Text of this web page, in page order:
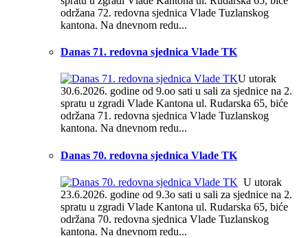
održana 72. redovna sjednica Vlade Tuzlanskog
kantona. Na dnevnom redu...
Danas 71. redovna sjednica Vlade TK
U utorak
30.6.2026. godine od 9.oo sati u sali za sjednice na 2.
spratu u zgradi Vlade Kantona ul. Rudarska 65, biće
održana 71. redovna sjednica Vlade Tuzlanskog
kantona. Na dnevnom redu...
Danas 70. redovna sjednica Vlade TK
U utorak
23.6.2026. godine od 9.3o sati u sali za sjednice na 2.
spratu u zgradi Vlade Kantona ul. Rudarska 65, biće
održana 70. redovna sjednica Vlade Tuzlanskog
kantona. Na dnevnom redu...